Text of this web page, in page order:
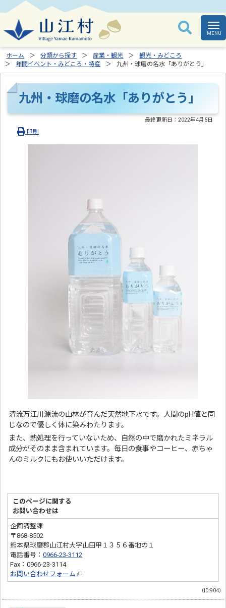
ホーム 分類から探す 産業・観光
観光・みどころ
年間イベント・みどころ・特産
九州・球磨の名水「ありがとう」
九州・球磨の名水「ありがとう」
最終更新日：2022年4月5日
印刷
清流万江川源流の山林が育んだ天然地下水です。人間のpH値と同
じなので優しく体に染みわたります。
また、熱処理を行っていないため、自然の中で磨かれたミネラル
成分がそのまま含まれています。毎日の食事やコーヒー、赤ちゃ
んのミルクにもお使いいただけます。
このページに関する
お問い合わせは
企画調整課
〒868-8502
熊本県球磨郡山江村大字山田甲１３５６番地の１
電話番号：0966-23-3112
Fax：0966-23-3114
お問い合わせフォーム
（ID:904）